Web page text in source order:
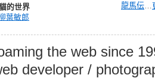
的世界
葉敏郎
龍馬伝…
the web since
developer /